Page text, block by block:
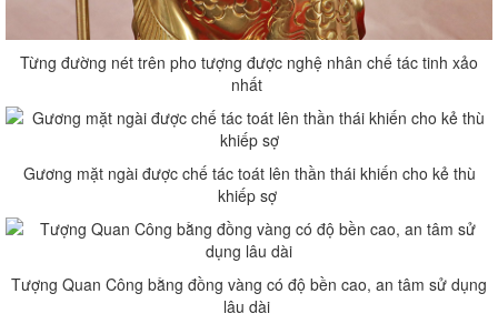
Từng đường nét trên pho tượng được nghệ nhân chế tác tinh xảo
nhất
Gương mặt ngài được chế tác toát lên thần thái khiến cho kẻ thù
khiếp sợ
Tượng Quan Công bằng đồng vàng có độ bền cao, an tâm sử dụng
lâu dài